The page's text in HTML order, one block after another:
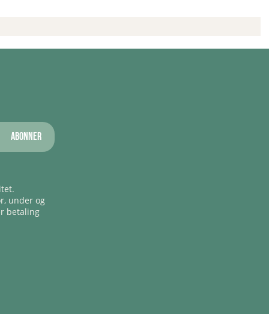
Abonner
under og
betaling